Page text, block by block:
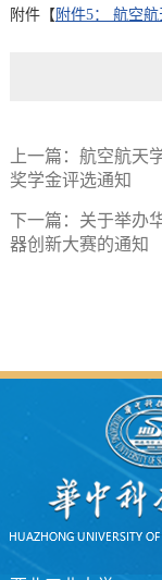
附件【 附件5： 航空
上一篇： 航空航天
奖学金评选通知
下一篇： 关于举办
器创新大赛的通知